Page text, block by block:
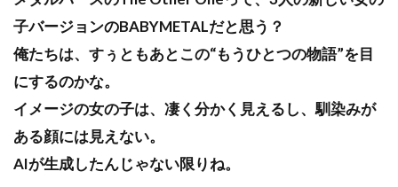
子バージョンのBABYMETALだと思う？
俺たちは、すぅともあとこの“もうひとつの物語”を目
にするのかな。
イメージの女の子は、凄く分かく見えるし、馴染みが
ある顔には見えない。
AIが生成したんじゃない限りね。